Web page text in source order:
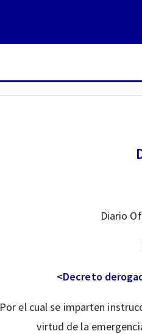
Diario
<Decreto
Por el cual se imparten
virtud de la